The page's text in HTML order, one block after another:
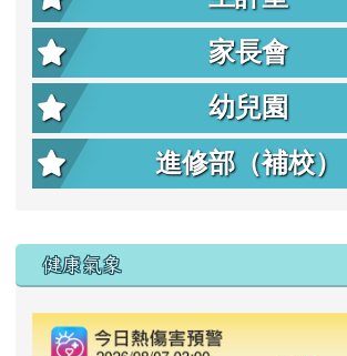
家長會
幼兒園
進修部（補校）
右邊區域內容
健康氣象